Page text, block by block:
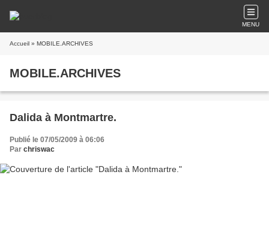
MENU
Accueil » MOBILE.ARCHIVES
MOBILE.ARCHIVES
Dalida à Montmartre.
Publié le 07/05/2009 à 06:06
Par chriswac